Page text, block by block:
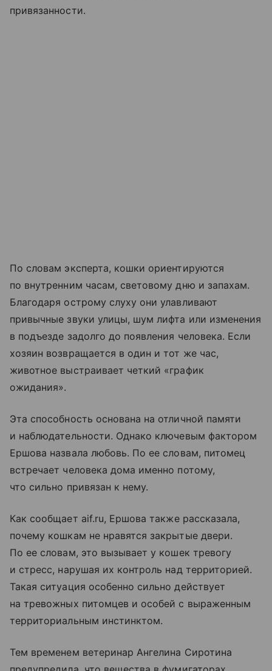
привязанности.
По словам эксперта, кошки ориентируются
по внутренним часам, световому дню и запахам.
Благодаря острому слуху они улавливают
привычные звуки улицы, шум лифта или изменения
в подъезде задолго до появления человека. Если
хозяин возвращается в один и тот же час,
животное выстраивает четкий «график
ожидания».
Эта способность основана на отличной памяти
и наблюдательности. Однако ключевым фактором
Ершова назвала любовь. По ее словам, питомец
встречает человека дома именно потому,
что сильно привязан к нему.
Как сообщает aif.ru, Ершова также рассказала,
почему кошкам не нравятся закрытые двери.
По ее словам, это вызывает у кошек тревогу
и стресс, нарушая их контроль над территорией.
Такая ситуация особенно сильно действует
на тревожных питомцев и особей с выраженным
территориальным инстинктом.
Тем временем ветеринар Ангелина Сиротина